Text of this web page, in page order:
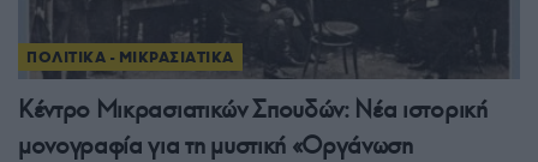
ΠΟΛΙΤΙΚΑ - ΜΙΚΡΑΣΙΑΤΙΚΑ
Κέντρο Μικρασιατικών Σπουδών: Νέα ιστορική
μονογραφία για τη μυστική «Οργάνωση